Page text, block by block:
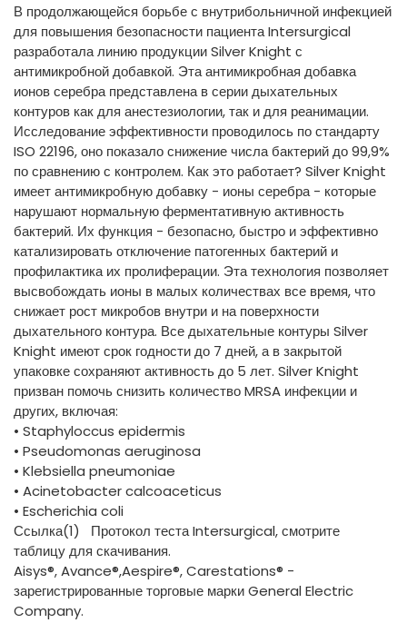
В продолжающейся борьбе с внутрибольничной инфекцией
для повышения безопасности пациента Intersurgical
разработала линию продукции Silver Knight с
антимикробной добавкой. Эта антимикробная добавка
ионов серебра представлена в серии дыхательных
контуров как для анестезиологии, так и для реанимации.
Исследование эффективности проводилось по стандарту
ISO 22196, оно показало снижение числа бактерий до 99,9%
по сравнению с контролем. Как это работает? Silver Knight
имеет антимикробную добавку - ионы серебра - которые
нарушают нормальную ферментативную активность
бактерий. Их функция - безопасно, быстро и эффективно
катализировать отключение патогенных бактерий и
профилактика их пролиферации. Эта технология позволяет
высвобождать ионы в малых количествах все время, что
снижает рост микробов внутри и на поверхности
дыхательного контура. Все дыхательные контуры Silver
Knight имеют срок годности до 7 дней, а в закрытой
упаковке сохраняют активность до 5 лет. Silver Knight
призван помочь снизить количество MRSA инфекции и
других, включая:
• Staphyloccus epidermis
• Pseudomonas aeruginosa
• Klebsiella pneumoniae
• Acinetobacter calcoaceticus
• Escherichia coli
Ссылка(1) Протокол теста Intersurgical, смотрите
таблицу для скачивания.
Aisys®, Avance®,Aespire®, Carestations® -
зарегистрированные торговые марки General Electric
Company.